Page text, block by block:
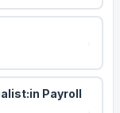
Payroll